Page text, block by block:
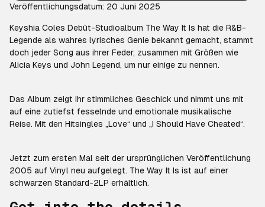
Veröffentlichungsdatum: 20 Juni 2025
Keyshia Coles Debüt-Studioalbum The Way It Is hat die R&B-
Legende als wahres lyrisches Genie bekannt gemacht, stammt
doch jeder Song aus ihrer Feder, zusammen mit Größen wie
Alicia Keys und John Legend, um nur einige zu nennen.
Das Album zeigt ihr stimmliches Geschick und nimmt uns mit
auf eine zutiefst fesselnde und emotionale musikalische
Reise. Mit den Hitsingles „Love“ und „I Should Have Cheated“.
Jetzt zum ersten Mal seit der ursprünglichen Veröffentlichung
2005 auf Vinyl neu aufgelegt. The Way It Is ist auf einer
schwarzen Standard-2LP erhältlich.